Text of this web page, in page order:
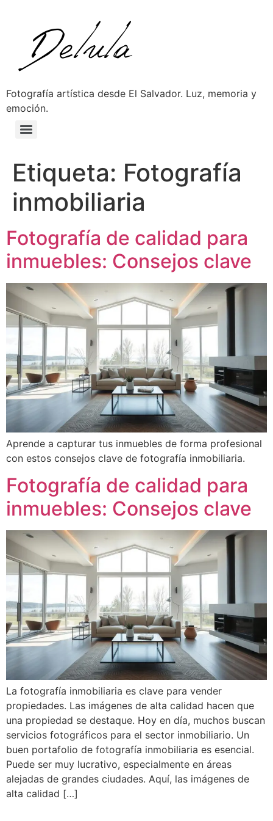
Fotografía artística desde El Salvador. Luz, memoria y
emoción.
Etiqueta: Fotografía
inmobiliaria
Fotografía de calidad para
inmuebles: Consejos clave
Aprende a capturar tus inmuebles de forma profesional
con estos consejos clave de fotografía inmobiliaria.
Fotografía de calidad para
inmuebles: Consejos clave
La fotografía inmobiliaria es clave para vender
propiedades. Las imágenes de alta calidad hacen que
una propiedad se destaque. Hoy en día, muchos buscan
servicios fotográficos para el sector inmobiliario. Un
buen portafolio de fotografía inmobiliaria es esencial.
Puede ser muy lucrativo, especialmente en áreas
alejadas de grandes ciudades. Aquí, las imágenes de
alta calidad […]